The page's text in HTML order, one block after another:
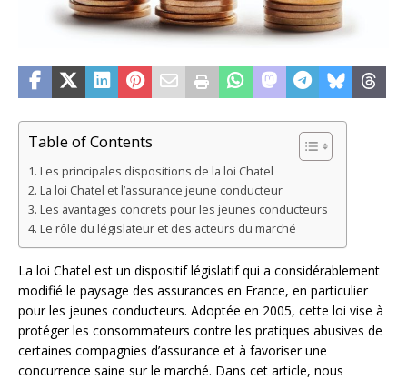
Table of Contents
Les principales dispositions de la loi Chatel
La loi Chatel et l’assurance jeune conducteur
Les avantages concrets pour les jeunes conducteurs
Le rôle du législateur et des acteurs du marché
La loi Chatel est un dispositif législatif qui a considérablement
modifié le paysage des assurances en France, en particulier
pour les jeunes conducteurs. Adoptée en 2005, cette loi vise à
protéger les consommateurs contre les pratiques abusives de
certaines compagnies d’assurance et à favoriser une
concurrence saine sur le marché. Dans cet article, nous